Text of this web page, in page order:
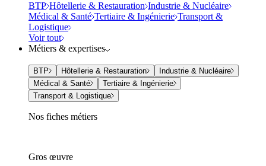
BTP Hôtellerie & Restauration Industrie & Nucléaire
Médical & Santé Tertiaire & Ingénierie Transport &
Logistique
Voir tout
Métiers & expertises
BTP Hôtellerie & Restauration
Industrie & Nucléaire
Médical & Santé
Tertiaire & Ingénierie
Transport & Logistique
Nos fiches métiers
Gros œuvre